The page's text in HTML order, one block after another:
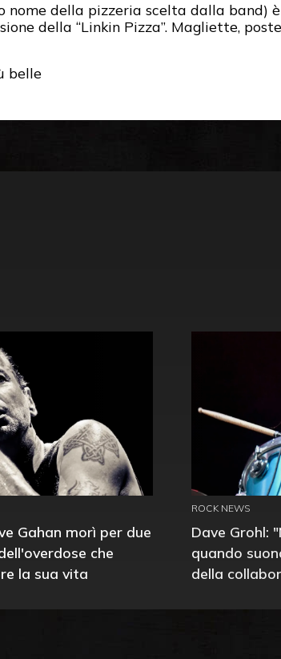
nome della pizzeria scelta dalla band)
della “Linkin Pizza”. Magliette,
belle
Gahan morì per due
che
la sua vita
ROCK NEWS
Dave Grohl:
quando
della